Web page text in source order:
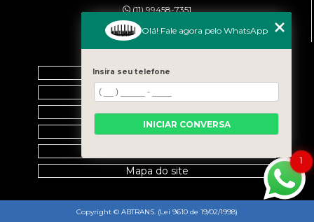
(11) 99458-7351
cursoabtrans@gmail.com
Home
Empresa
Galeria
Contato
Mapa do site
Copyright © ABTRANS. (Lei 9610 de 19/02/1998)
1
Olá! Fale agora pelo WhatsApp
Insira seu telefone
INICIAR CONVERSA